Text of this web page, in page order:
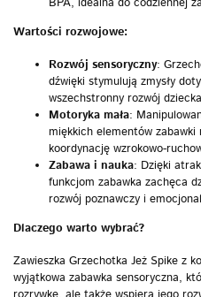
Wartości rozwojowe:
Rozwój sensoryczny:
dźwięki stymulują zmysły
wszechstronny rozwój
Motoryka mała:
miękkich elementów
koordynację wzrokowo-
Zabawa i nauka: Dzięki
funkcjom zabawka zachęca
rozwój poznawczy i
Dlaczego warto wybrać?
Zawieszka Grzechotka Jeż Spike z
wyjątkowa zabawka sensoryczna,